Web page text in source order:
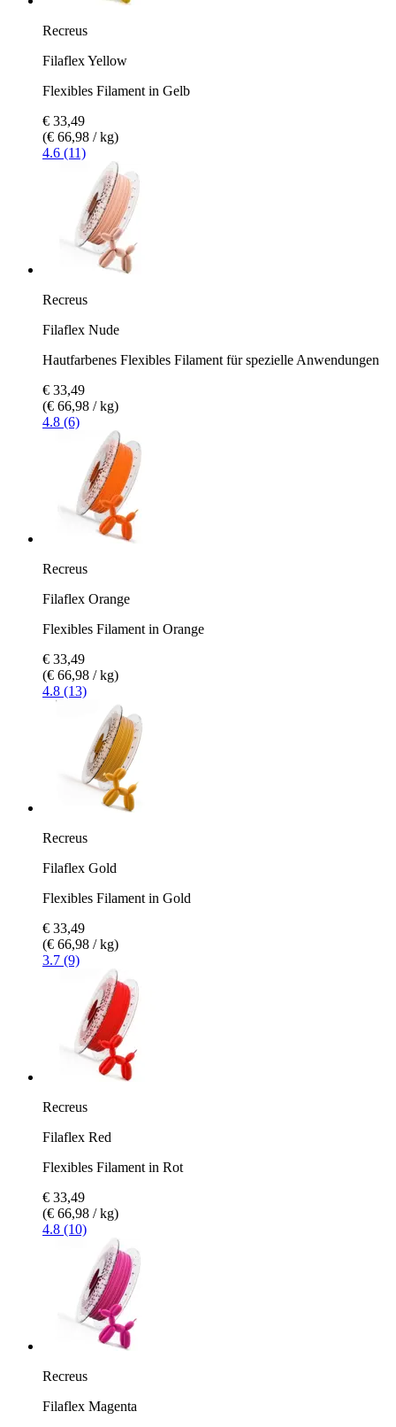
Recreus
Filaflex Yellow
Flexibles Filament in Gelb
€ 33,49
(€ 66,98 / kg)
4.6 (11)
Recreus
Filaflex Nude
Hautfarbenes Flexibles Filament für spezielle Anwendungen
€ 33,49
(€ 66,98 / kg)
4.8 (6)
Recreus
Filaflex Orange
Flexibles Filament in Orange
€ 33,49
(€ 66,98 / kg)
4.8 (13)
Recreus
Filaflex Gold
Flexibles Filament in Gold
€ 33,49
(€ 66,98 / kg)
3.7 (9)
Recreus
Filaflex Red
Flexibles Filament in Rot
€ 33,49
(€ 66,98 / kg)
4.8 (10)
Recreus
Filaflex Magenta